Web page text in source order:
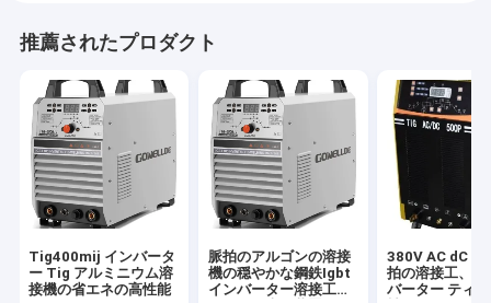
推薦されたプロダクト
Tig400mij インバータ
ー Tig アルミニウム溶
接機の省エネの高性能
脈拍のアルゴンの溶接
機の穏やかな鋼鉄Igbt
インバーター溶接工の
380V AC dC
拍の溶接工、
バーター ティ